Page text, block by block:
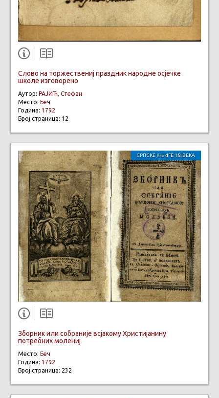
Слово на торжествениј праздник народне осјечке
школе изговорено
Аутор: РАЈИЋ, Стефан
Место: Беч
Година: 1792
Број страница: 12
СРПСКЕ КЊИГЕ 18. ВЕКА
Зборник или собраније всјакому Христијанину
потребних молениј
Место: Беч
Година: 1792
Број страница: 232